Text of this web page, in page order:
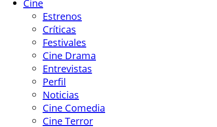
Cine
Estrenos
Críticas
Festivales
Cine Drama
Entrevistas
Perfil
Noticias
Cine Comedia
Cine Terror